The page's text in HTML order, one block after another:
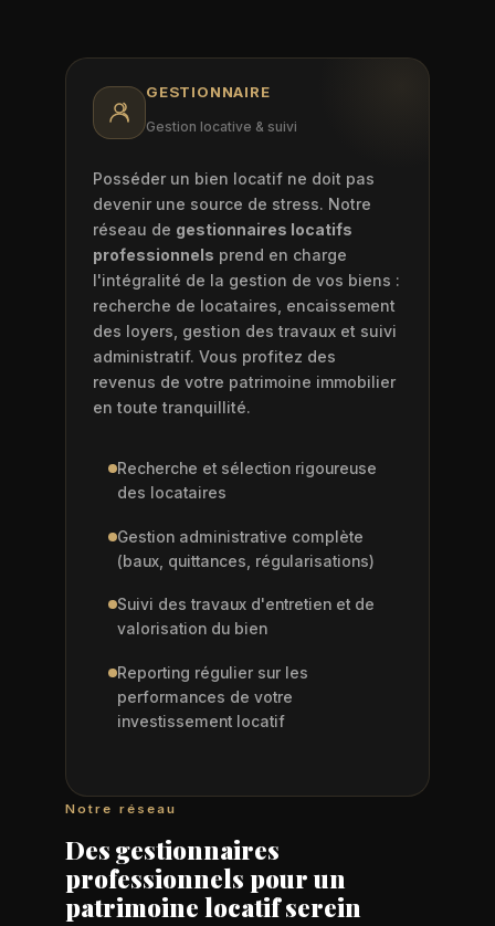
GESTIONNAIRE
Gestion locative & suivi
Posséder un bien locatif ne doit pas
devenir une source de stress. Notre
réseau de gestionnaires locatifs
professionnels prend en charge
l'intégralité de la gestion de vos biens :
recherche de locataires, encaissement
des loyers, gestion des travaux et suivi
administratif. Vous profitez des
revenus de votre patrimoine immobilier
en toute tranquillité.
Recherche et sélection rigoureuse
des locataires
Gestion administrative complète
(baux, quittances, régularisations)
Suivi des travaux d'entretien et de
valorisation du bien
Reporting régulier sur les
performances de votre
investissement locatif
Notre réseau
Des gestionnaires
professionnels pour un
patrimoine locatif serein